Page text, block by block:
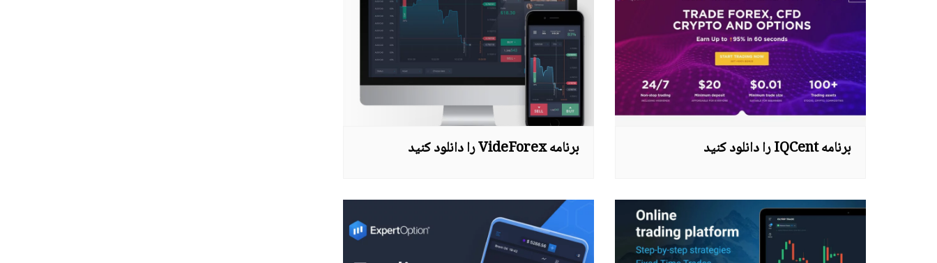
Српски језик
Bosanski
Polski
Tagalog
ភាសាខ្មែរ
македонски јазик
Українська
برنامه IQCent را دانلود کنید برنامه VideForex را دانلود کنید